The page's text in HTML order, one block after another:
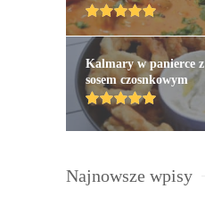
Kalmary w panierce z
sosem czosnkowym
Najnowsze wpisy